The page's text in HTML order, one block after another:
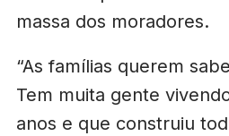
massa dos moradores.
“As famílias querem
Tem muita gente
anos e que construiu